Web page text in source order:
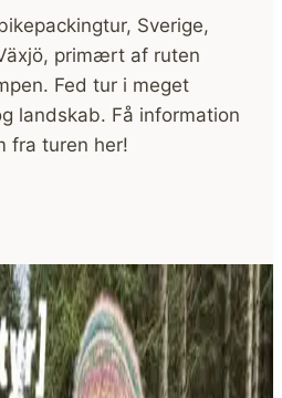
Sverige,
primært af ruten
Fed tur i meget
landskab. Få information
fra turen her!